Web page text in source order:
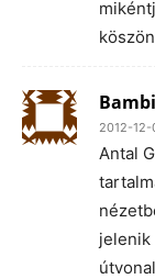
2012-12-
Antal
jelenik